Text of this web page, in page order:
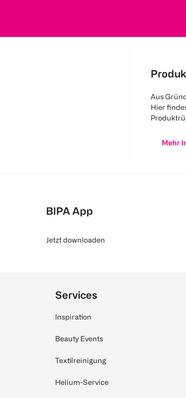
Aus
Hier
Mehr
BIPA App
Jetzt downloaden
Services
Inspiration
Beauty Events
Textilreinigung
Helium-Service